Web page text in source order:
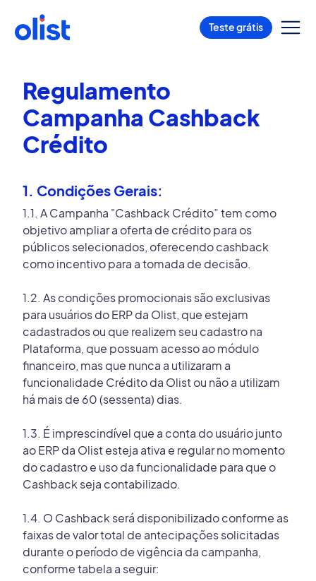
Teste grátis
Regulamento
Campanha Cashback
Crédito
1. Condições Gerais:
1.1. A Campanha "Cashback Crédito” tem como
objetivo ampliar a oferta de crédito para os
públicos selecionados, oferecendo cashback
como incentivo para a tomada de decisão.
1.2. As condições promocionais são exclusivas
para usuários do ERP da Olist, que estejam
cadastrados ou que realizem seu cadastro na
Plataforma, que possuam acesso ao módulo
financeiro, mas que nunca a utilizaram a
funcionalidade Crédito da Olist ou não a utilizam
há mais de 60 (sessenta) dias.
1.3. É imprescindível que a conta do usuário junto
ao ERP da Olist esteja ativa e regular no momento
do cadastro e uso da funcionalidade para que o
Cashback seja contabilizado.
1.4. O Cashback será disponibilizado conforme as
faixas de valor total de antecipações solicitadas
durante o período de vigência da campanha,
conforme tabela a seguir: